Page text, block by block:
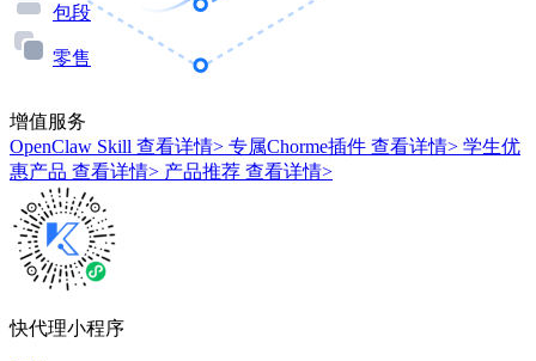
包段
零售
增值服务
OpenClaw Skill 查看详情> 专属Chorme插件 查看详情> 学生优
惠产品 查看详情> 产品推荐 查看详情>
快代理小程序